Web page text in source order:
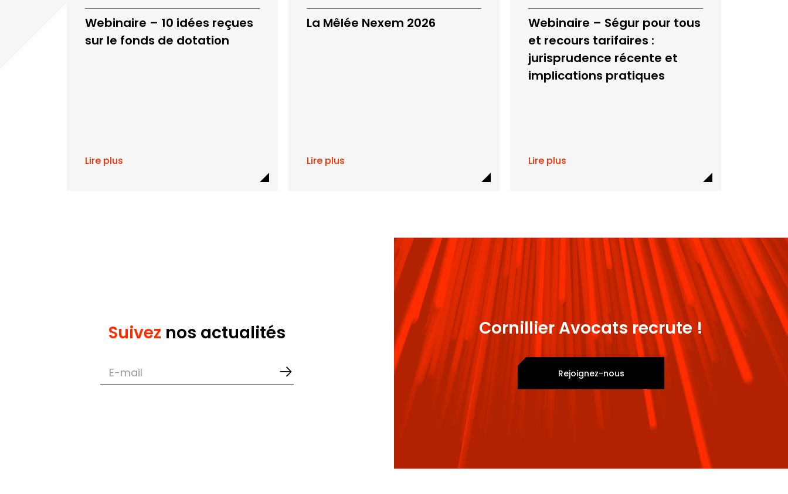
Webinaire – 10 idées reçues
sur le fonds de dotation
Lire plus
La Mêlée Nexem 2026
Lire plus
Webinaire – Ségur pour tous
et recours tarifaires :
jurisprudence récente et
implications pratiques
Lire plus
Suivez nos actualités Cornillier Avocats recrute !
Rejoignez-nous